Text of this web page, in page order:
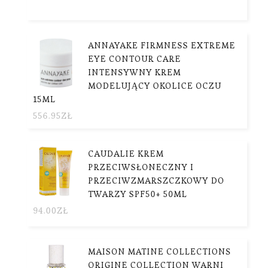
ANNAYAKE FIRMNESS EXTREME
EYE CONTOUR CARE
INTENSYWNY KREM
MODELUJĄCY OKOLICE OCZU
15ML
556.95ZŁ
CAUDALIE KREM
PRZECIWSŁONECZNY I
PRZECIWZMARSZCZKOWY DO
TWARZY SPF50+ 50ML
94.00ZŁ
MAISON MATINE COLLECTIONS
ORIGINE COLLECTION WARNI